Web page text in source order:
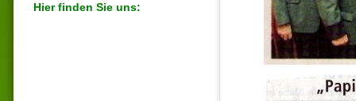
Hier finden Sie uns: